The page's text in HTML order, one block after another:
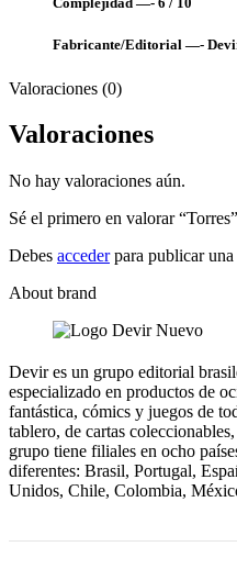
Fabricante/Editorial —-
Valoraciones (0)
Valoraciones
No hay valoraciones aún.
Sé el primero en valorar “Torres”
Debes accederpara publicar
About brand
Devir es un grupo editorial
especializado en productos de
fantástica, cómics y juegos de
tablero, de cartas
grupo tiene filiales en ocho
diferentes: Brasil, Portugal,
Unidos, Chile, Colombia,